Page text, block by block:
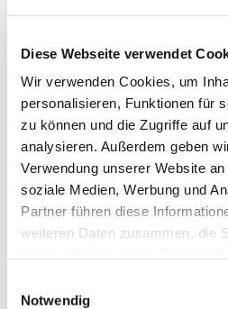
Diese Webseite verwendet
Wir verwenden Cookies, um
personalisieren, Funktionen für
zu können und die Zugriffe auf
analysieren. Außerdem geben
Verwendung unserer Website
soziale Medien, Werbung und
Partner führen diese
weiteren Daten zusammen, die
Notwendig